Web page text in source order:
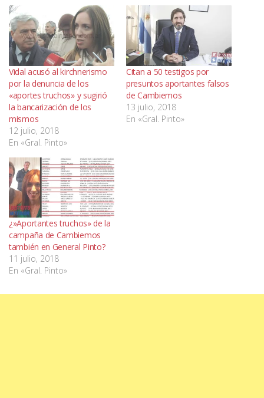
Vidal acusó al kirchnerismo
por la denuncia de los
«aportes truchos» y sugirió
la bancarización de los
mismos
12 julio, 2018
En «Gral. Pinto»
Citan a 50 testigos por
presuntos aportantes falsos
de Cambiemos
13 julio, 2018
En «Gral. Pinto»
¿»Aportantes truchos» de la
campaña de Cambiemos
también en General Pinto?
11 julio, 2018
En «Gral. Pinto»